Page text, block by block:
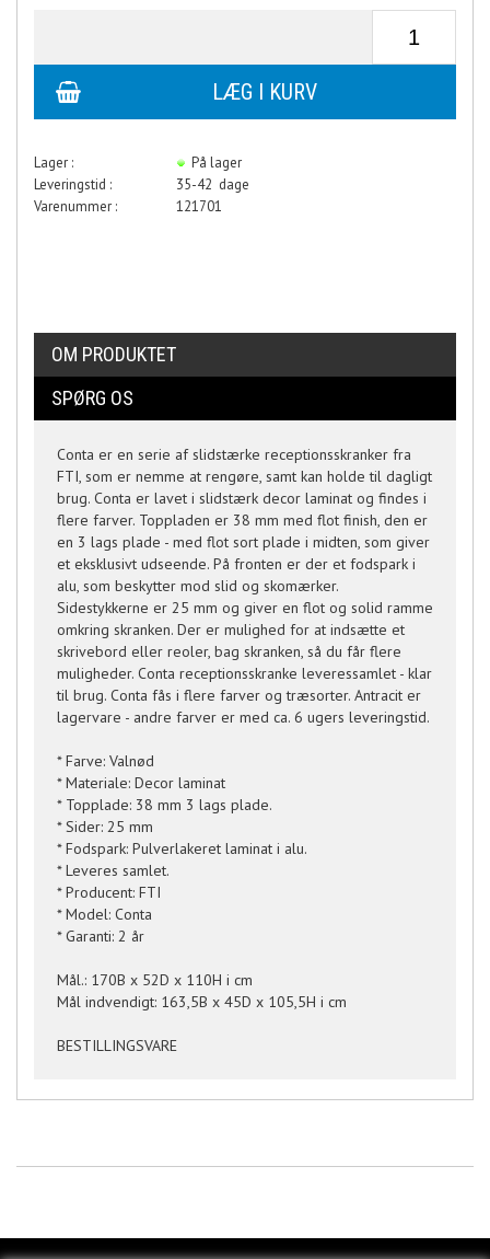
Lager :
På lager
Leveringstid :
35-42 dage
Varenummer :
121701
OM PRODUKTET
SPØRG OS
Conta er en serie af slidstærke receptionsskranker fra
FTI, som er nemme at rengøre, samt kan holde til dagligt
brug. Conta er lavet i slidstærk decor laminat og findes i
flere farver. Toppladen er 38 mm med flot finish, den er
en 3 lags plade - med flot sort plade i midten, som giver
et eksklusivt udseende. På fronten er der et fodspark i
alu, som beskytter mod slid og skomærker.
Sidestykkerne er 25 mm og giver en flot og solid ramme
omkring skranken. Der er mulighed for at indsætte et
skrivebord eller reoler, bag skranken, så du får flere
muligheder. Conta receptionsskranke leveressamlet - klar
til brug. Conta fås i flere farver og træsorter. Antracit er
lagervare - andre farver er med ca. 6 ugers leveringstid.
* Farve: Valnød
* Materiale: Decor laminat
* Topplade: 38 mm 3 lags plade.
* Sider: 25 mm
* Fodspark: Pulverlakeret laminat i alu.
* Leveres samlet.
* Producent: FTI
* Model: Conta
* Garanti: 2 år
Mål.: 170B x 52D x 110H i cm
Mål indvendigt: 163,5B x 45D x 105,5H i cm
BESTILLINGSVARE